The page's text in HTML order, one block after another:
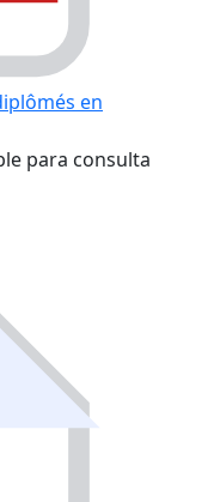
en
para consulta